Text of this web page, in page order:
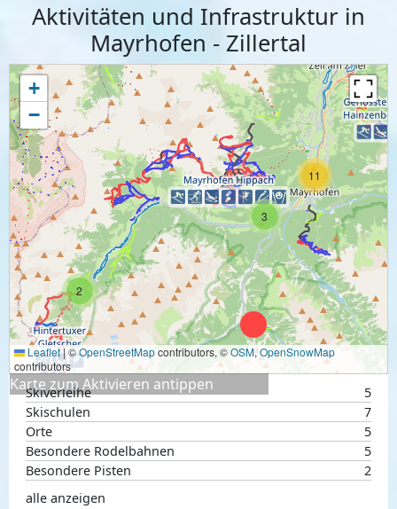
Aktivitäten und Infrastruktur in
Mayrhofen - Zillertal
Skiverleihe
5
Skischulen
7
Orte
5
Besondere Rodelbahnen
5
Besondere Pisten
2
alle anzeigen
2
3
11
+
−
Leaflet|©OpenStreetMapcontributors, ©OSM,OpenSnowMap
contributors
Karte zum Aktivieren antippen